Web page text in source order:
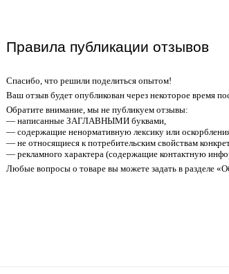
Правила публикации отзывов
Спасибо, что решили поделиться опытом!
Ваш отзыв будет опубликован через некоторое время
Обратите внимание, мы не публикуем отзывы:
— написанные ЗАГЛАВНЫМИ буквами,
— содержащие ненормативную лексику или
— не относящиеся к потребительским свойствам
— рекламного характера (содержащие контактную
Любые вопросы о товаре вы можете задать в разделе